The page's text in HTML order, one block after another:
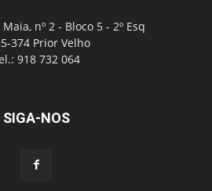
nº 2 - Bloco 5 - 2º Esq
374 Prior Velho
918 732 064
SIGA-NOS